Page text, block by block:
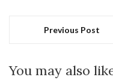
Previous Post
You may also